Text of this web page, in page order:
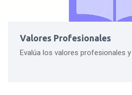
Valores Profesionales
Evalúa los valores profesionales